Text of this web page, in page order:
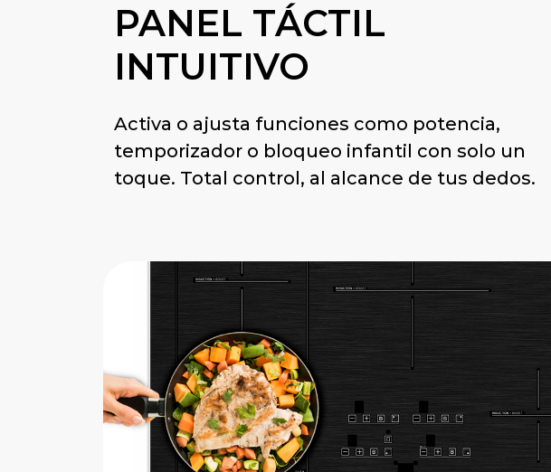
PANEL TÁCTIL
INTUITIVO
Activa o ajusta funciones como potencia,
temporizador o bloqueo infantil con solo un
toque. Total control, al alcance de tus dedos.